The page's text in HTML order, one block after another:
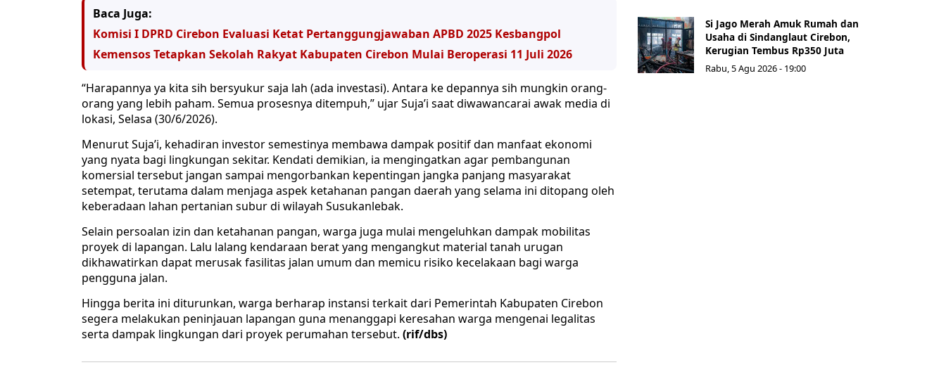
Baca Juga:
Komisi I DPRD Cirebon Evaluasi Ketat Pertanggungjawaban APBD 2025 Kesbangpol
Kemensos Tetapkan Sekolah Rakyat Kabupaten Cirebon Mulai Beroperasi 11 Juli 2026
“Harapannya ya kita sih bersyukur saja lah (ada investasi). Antara ke depannya sih mungkin orang-
orang yang lebih paham. Semua prosesnya ditempuh,” ujar Suja’i saat diwawancarai awak media di
lokasi, Selasa (30/6/2026).
Menurut Suja’i, kehadiran investor semestinya membawa dampak positif dan manfaat ekonomi
yang nyata bagi lingkungan sekitar. Kendati demikian, ia mengingatkan agar pembangunan
komersial tersebut jangan sampai mengorbankan kepentingan jangka panjang masyarakat
setempat, terutama dalam menjaga aspek ketahanan pangan daerah yang selama ini ditopang oleh
keberadaan lahan pertanian subur di wilayah Susukanlebak.
Selain persoalan izin dan ketahanan pangan, warga juga mulai mengeluhkan dampak mobilitas
proyek di lapangan. Lalu lalang kendaraan berat yang mengangkut material tanah urugan
dikhawatirkan dapat merusak fasilitas jalan umum dan memicu risiko kecelakaan bagi warga
pengguna jalan.
Hingga berita ini diturunkan, warga berharap instansi terkait dari Pemerintah Kabupaten Cirebon
segera melakukan peninjauan lapangan guna menanggapi keresahan warga mengenai legalitas
serta dampak lingkungan dari proyek perumahan tersebut. (rif/dbs)
Si Jago Merah Amuk Rumah dan
Usaha di Sindanglaut Cirebon,
Kerugian Tembus Rp350 Juta
Rabu, 5 Agu 2026 - 19:00